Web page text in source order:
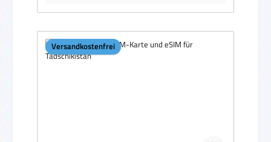
Versandkostenfrei